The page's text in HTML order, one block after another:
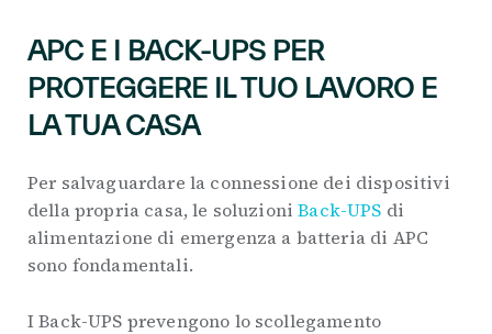
APC E I BACK-UPS PER
PROTEGGERE IL TUO LAVORO E
LA TUA CASA
Per salvaguardare la connessione dei dispositivi
della propria casa, le soluzioniBack-UPS di
alimentazione di emergenza a batteria di APC
sono fondamentali.
I Back-UPS prevengono lo scollegamento